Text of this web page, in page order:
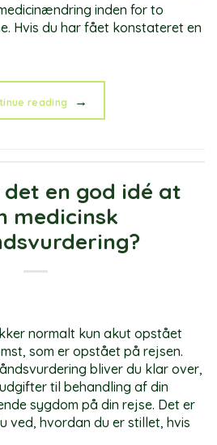
inden for to
Hvis du har fået konstateret en
reading →
en god idé at
medicinsk
normalt kun akut opstået
som er opstået på rejsen.
bliver du klar over,
til behandling af din
sygdom på din rejse. Det er
ved, hvordan du er stillet, hvis